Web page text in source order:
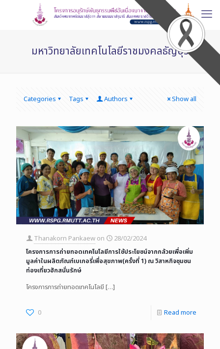
มหาวิทยาลัยเทคโนโลยีราชมงคลธัญบุรี
Categories Tags Authors Show all
Thanakorn Pankaew on
28/02/2024
โครงการการถ่ายทอดเทคโนโลยีการใช้ประโยชน์จากกล้วยเพื่อเพิ่ม
มูลค่าในผลิตภัณฑ์เบเกอรี่เพื่อสุขภาพ(ครั้งที่ 1) ณ วิสาหกิจชุมชน
ท่องเที่ยวฮักสนั่นรักษ์
โครงการการถ่ายทอดเทคโนโลยี […]
0 Read more